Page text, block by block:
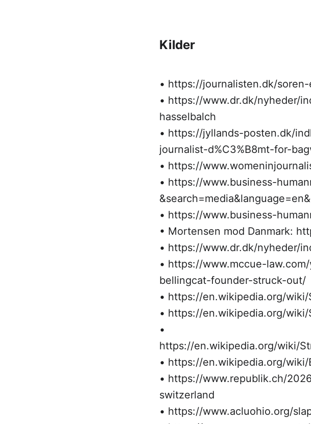
Kilder
• https://journalisten.dk/
• https://www.dr.dk/nyheder/
hasselbalch
• https://jyllands-posten.dk/
journalist-d%C3%B8mt-for-
• https://
• https://www.business-
• https://www.business-
• Mortensen mod Danmark:
• https://www.dr.dk/nyheder/
• https://www.mccue-
bellingcat-founder-struck-out/
• https://en.wikipedia.org/wiki/
• https://en.wikipedia.org/
•
https://en.wikipedia.org/wiki/
• https://en.wikipedia.org/wiki/
• https://www.republik.ch/
switzerland
• https://www.acluohio.org/